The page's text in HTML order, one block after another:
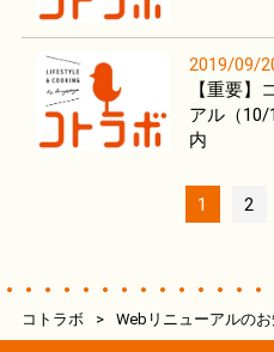
2019/09/
【重要】
アル（10/
内
1 2
コトラボ > Webリニューアルの